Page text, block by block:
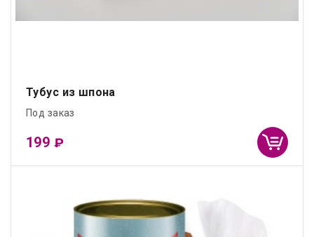
Тубус из шпона
Под заказ
199 ₽